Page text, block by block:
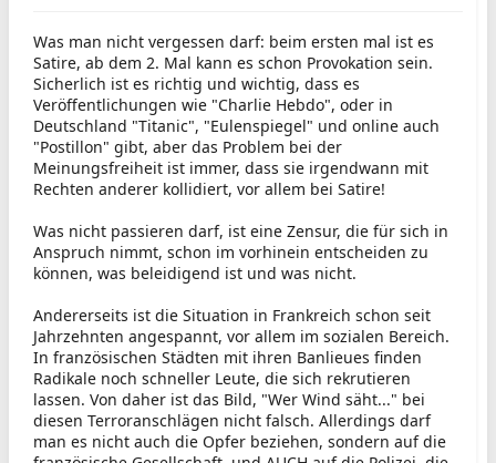
Was man nicht vergessen darf: beim ersten mal ist es
Satire, ab dem 2. Mal kann es schon Provokation sein.
Sicherlich ist es richtig und wichtig, dass es
Veröffentlichungen wie "Charlie Hebdo", oder in
Deutschland "Titanic", "Eulenspiegel" und online auch
"Postillon" gibt, aber das Problem bei der
Meinungsfreiheit ist immer, dass sie irgendwann mit
Rechten anderer kollidiert, vor allem bei Satire!
Was nicht passieren darf, ist eine Zensur, die für sich in
Anspruch nimmt, schon im vorhinein entscheiden zu
können, was beleidigend ist und was nicht.
Andererseits ist die Situation in Frankreich schon seit
Jahrzehnten angespannt, vor allem im sozialen Bereich.
In französischen Städten mit ihren Banlieues finden
Radikale noch schneller Leute, die sich rekrutieren
lassen. Von daher ist das Bild, "Wer Wind säht..." bei
diesen Terroranschlägen nicht falsch. Allerdings darf
man es nicht auch die Opfer beziehen, sondern auf die